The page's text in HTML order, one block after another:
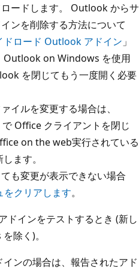
ードします。 Outlook からサ
ンを削除する方法について
ドロード Outlook アドイン 」
Outlook on Windows を使用
を閉じてもう一度開く必要
イルを変更する場合は、
Office クライアントを閉じ
on the web実行されている
ます。
も変更が表示できない場合
クリアします。
インをテストするとき (新し
除く)。
ンの場合は、報告されたアド